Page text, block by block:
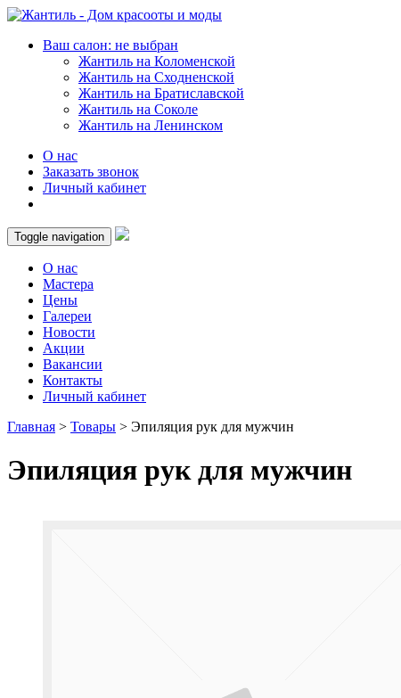
Ваш салон: не выбран
Жантиль на Коломенской
Жантиль на Сходненской
Жантиль на Братиславской
Жантиль на Соколе
Жантиль на Ленинском
О нас
Заказать звонок
Личный кабинет
Toggle navigation
О нас
Мастера
Цены
Галереи
Новости
Акции
Вакансии
Контакты
Личный кабинет
Главная > Товары > Эпиляция рук для мужчин
Эпиляция рук для мужчин